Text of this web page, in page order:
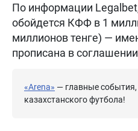
По информации
обойдется КФФ в 1
миллионов тенге) —
прописана в
«Arena» — главные
казахстанского футбола!